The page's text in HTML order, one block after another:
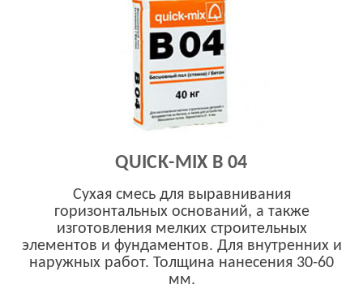
QUICK-MIX B 04
Сухая смесь для выравнивания
горизонтальных оснований, а также
изготовления мелких строительных
элементов и фундаментов. Для внутренних и
наружных работ. Толщина нанесения 30-60
мм.